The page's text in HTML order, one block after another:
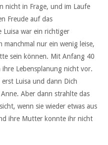
nicht in Frage, und im Laufe
Freude auf das
Luisa war ein richtiger
manchmal nur ein wenig leise,
sein können. Mit Anfang 40
Lebensplanung nicht vor.
erst Luisa und dann Dich
Aber dann strahlte das
wenn sie wieder etwas aus
ihre Mutter konnte ihr nicht